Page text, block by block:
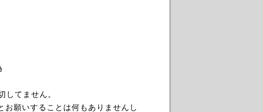
してません。
お願いすることは何もありませんし